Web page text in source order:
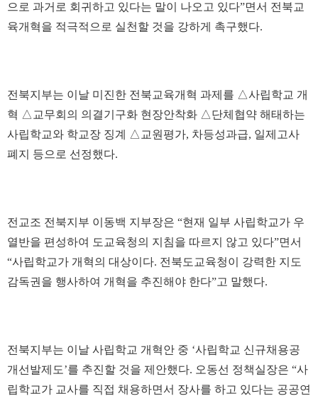
으로 과거로 회귀하고 있다는 말이 나오고 있다”면서 전북교
육개혁을 적극적으로 실천할 것을 강하게 촉구했다.
전북지부는 이날 미진한 전북교육개혁 과제를 △사립학교 개
혁 △교무회의 의결기구화 현장안착화 △단체협약 해태하는
사립학교와 학교장 징계 △교원평가, 차등성과급, 일제고사
폐지 등으로 선정했다.
전교조 전북지부 이동백 지부장은 “현재 일부 사립학교가 우
열반을 편성하여 도교육청의 지침을 따르지 않고 있다”면서
“사립학교가 개혁의 대상이다. 전북도교육청이 강력한 지도
감독권을 행사하여 개혁을 추진해야 한다”고 말했다.
전북지부는 이날 사립학교 개혁안 중 ‘사립학교 신규채용공
개선발제도’를 추진할 것을 제안했다. 오동선 정책실장은 “사
립학교가 교사를 직접 채용하면서 장사를 하고 있다는 공공연